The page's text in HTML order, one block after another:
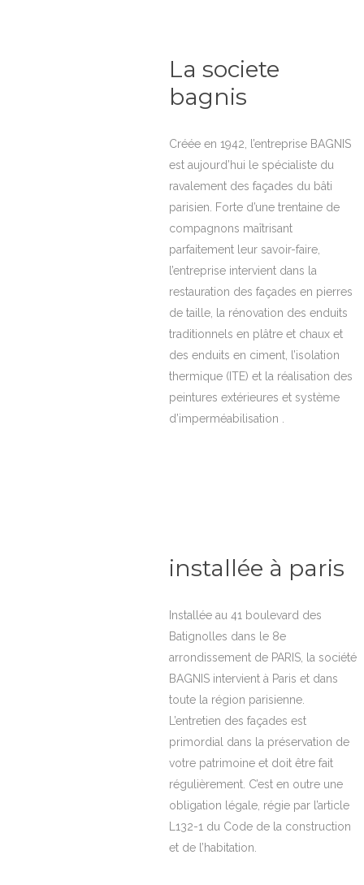
La societe
bagnis
Créée en 1942, l’entreprise BAGNIS
est aujourd’hui le spécialiste du
ravalement des façades du bâti
parisien. Forte d’une trentaine de
compagnons maîtrisant
parfaitement leur savoir-faire,
l’entreprise intervient dans la
restauration des façades en pierres
de taille, la rénovation des enduits
traditionnels en plâtre et chaux et
des enduits en ciment, l’isolation
thermique (ITE) et la réalisation des
peintures extérieures et système
d’imperméabilisation .
installée à paris
Installée au 41 boulevard des
Batignolles dans le 8e
arrondissement de PARIS, la société
BAGNIS intervient à Paris et dans
toute la région parisienne.
L’entretien des façades est
primordial dans la préservation de
votre patrimoine et doit être fait
régulièrement. C’est en outre une
obligation légale, régie par l’article
L132-1 du Code de la construction
et de l’habitation.